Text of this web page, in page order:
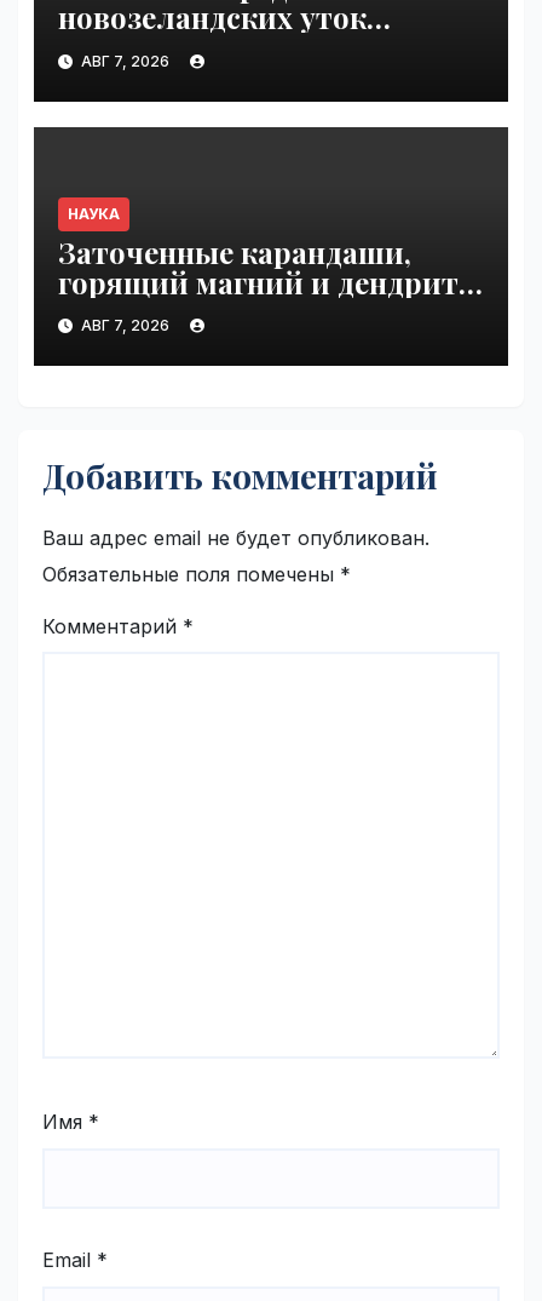
новозеландских уток
одичавшего кота поймали
после трех лет поисков |
VseTime.ru
АВГ 7, 2026
НАУКА
Заточенные карандаши,
горящий магний и дендриты
серебра | VseTime.ru
АВГ 7, 2026
Добавить комментарий
Ваш адрес email не будет опубликован.
Обязательные поля помечены *
Комментарий *
Имя *
Email *